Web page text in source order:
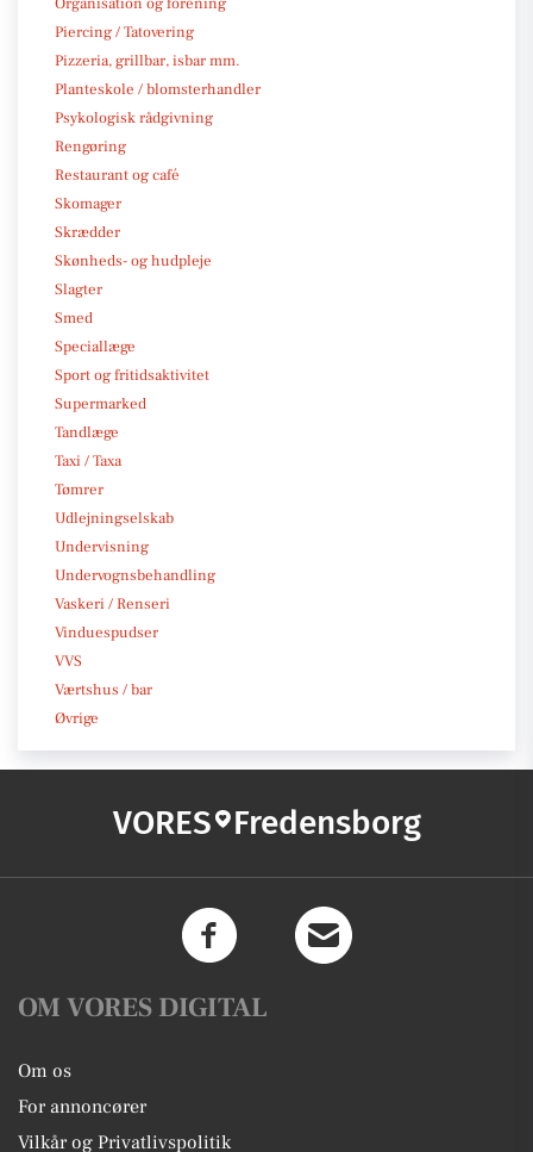
Piercing / Tatovering
Pizzeria, grillbar, isbar mm.
Planteskole / blomsterhandler
Psykologisk rådgivning
Rengøring
Restaurant og café
Skomager
Skrædder
Skønheds- og hudpleje
Slagter
Smed
Speciallæge
Sport og fritidsaktivitet
Supermarked
Tandlæge
Taxi / Taxa
Tømrer
Udlejningselskab
Undervisning
Undervognsbehandling
Vaskeri / Renseri
Vinduespudser
VVS
Værtshus / bar
Øvrige
VORES Fredensborg
OM VORES DIGITAL
Om os
For annoncører
Vilkår og Privatlivspolitik